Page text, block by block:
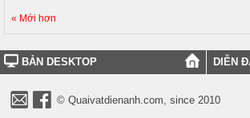
« Mới hơn
BẢN DESKTOP DIỄN
© Quaivatdienanh.com, since 2010